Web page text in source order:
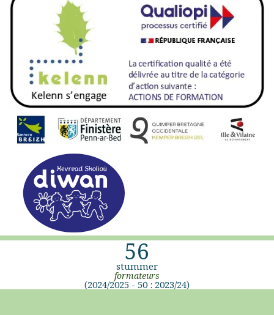
56
stummer
formateurs
(2024/2025 - 50 : 2023/24)